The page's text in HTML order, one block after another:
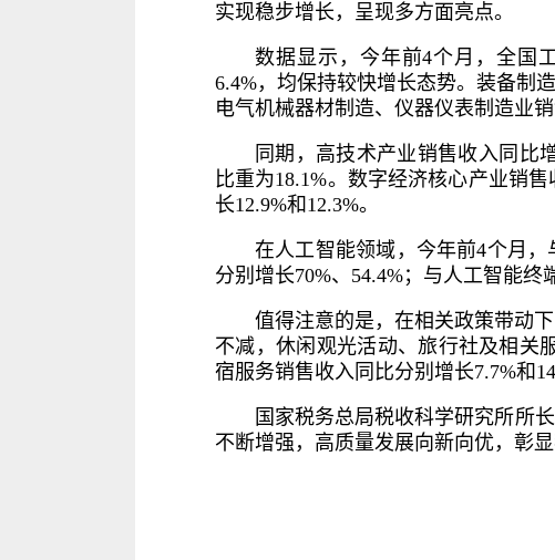
实现稳步增长，呈现多方面亮点。
数据显示，今年前4个月，全国
6.4%，均保持较快增长态势。装备制
电气机械器材制造、仪器仪表制造业
同期，高技术产业销售收入同比
比重为18.1%。数字经济核心产业销
长12.9%和12.3%。
在人工智能领域，今年前4个月
分别增长70%、54.4%；与人工智能终
值得注意的是，在相关政策带动
不减，休闲观光活动、旅行社及相关
宿服务销售收入同比分别增长7.7%和
国家税务总局税收科学研究所所
不断增强，高质量发展向新向优，彰